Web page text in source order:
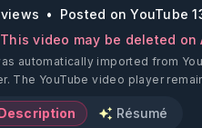
Posted on YouTube
This video may be deleted on
automatically imported from
The YouTube video player
Résumé